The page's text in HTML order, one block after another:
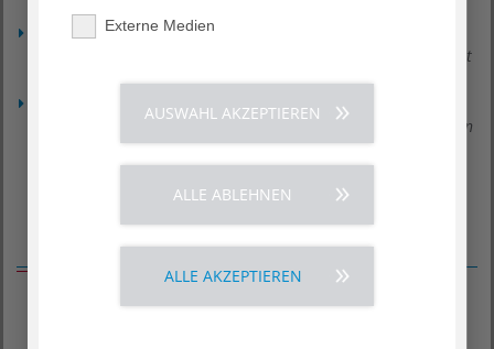
Ersthelferkurs für psychische Gesundheit - ein Angebot vom
Bündnis gegen Depression in Rotenburg am 20. und 21. August
Info-Café für Krebspatientinnen und -patienten im
Diakonieklinikum: Wirkmechanismen und Nebenwirkungen von
Krebstherapien und „Von allen guten Geistern getragen“
Service
Externe Medien
AUSWAHL AKZEPTIEREN
ALLE ABLEHNEN
ALLE AKZEPTIEREN